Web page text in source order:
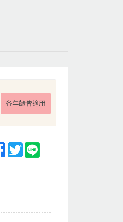
各年齡皆適用